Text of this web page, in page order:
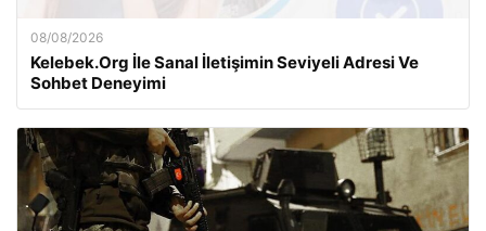
08/08/2026
Kelebek.Org İle Sanal İletişimin Seviyeli Adresi Ve
Sohbet Deneyimi